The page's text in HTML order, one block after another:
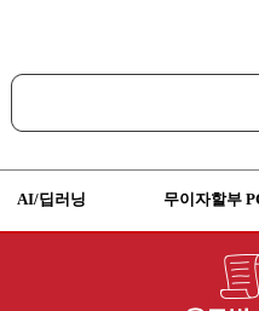
AI/딥러닝 무이자할부